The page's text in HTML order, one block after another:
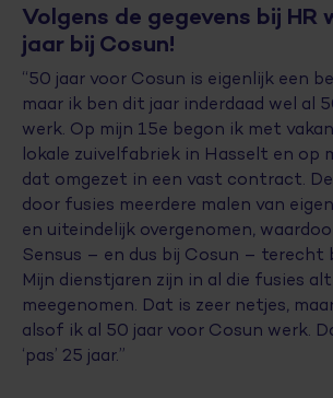
Volgens de gegevens bij HR
jaar bij Cosun!
“50 jaar voor Cosun is eigenlijk een
maar ik ben dit jaar inderdaad wel al
werk. Op mijn 15e begon ik met
lokale zuivelfabriek in Hasselt en op
dat omgezet in een vast contract. De
door fusies meerdere malen van
en uiteindelijk overgenomen,
Sensus – en dus bij Cosun – terecht
Mijn dienstjaren zijn in al die fusies
meegenomen. Dat is zeer netjes,
alsof ik al 50 jaar voor Cosun werk.
‘pas’ 25 jaar.”